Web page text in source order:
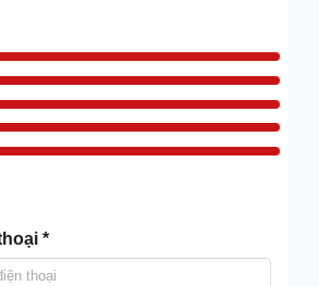
kết cấu, cách phụ kiện này vận
*